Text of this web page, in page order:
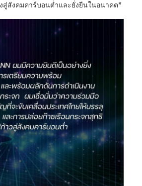
สู่สังคมคาร์บอนต่ำและยั่งยืนในอนาคต”